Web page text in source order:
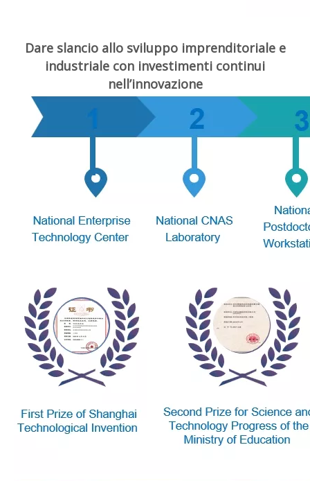
Dare slancio allo sviluppo imprenditoriale e
industriale con investimenti continui
nell’innovazione